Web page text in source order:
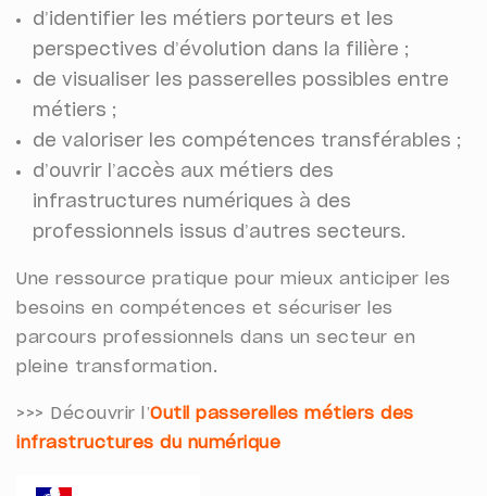
d’identifier les métiers porteurs et les
perspectives d’évolution dans la filière ;
de visualiser les passerelles possibles entre
métiers ;
de valoriser les compétences transférables ;
d’ouvrir l’accès aux métiers des
infrastructures numériques à des
professionnels issus d’autres secteurs.
Une ressource pratique pour mieux anticiper les
besoins en compétences et sécuriser les
parcours professionnels dans un secteur en
pleine transformation.
>>> Découvrir l’Outil passerelles métiers des
infrastructures du numérique